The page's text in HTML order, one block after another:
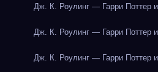
Дж. К. Роулинг — Гарри Поттер
Дж. К. Роулинг — Гарри Поттер
Дж. К. Роулинг — Гарри Поттер